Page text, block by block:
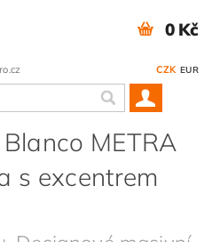
CZK EUR
0 Kč
METRA
s excentrem